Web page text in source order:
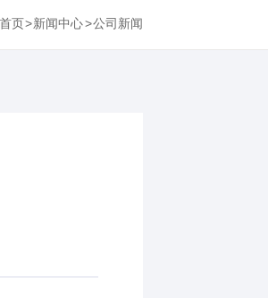
首页 新闻中心 公司新闻